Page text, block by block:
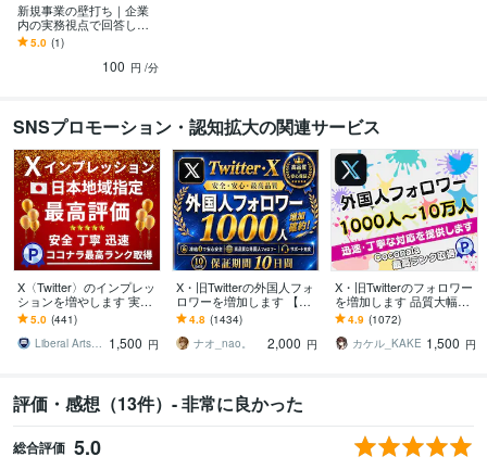
新規事業の壁打ち｜企業
内の実務視点で回答しま
す 30分OK。企業勤務の実
務目線で“次の一手”を一緒
5.0 (1)
100 円 /分
SNSプロモーション・認知拡大の関連サービス
X〈Twitter〉のインプレッ
ションを増やします 実績
多数｜日本地域からの閲
覧。インプ１万回！減少
率０%
5.0 (441)
Liberal Arts SNS 1,500 円
X・旧Twitterの外国人フォ
ロワーを増加します 【コ
コナラNo.1長期保証付
き！】Xフォロワー1000増
加！
4.8 (1434)
ナオ_nao。
2,000 円
X・旧Twitterのフォロワー
を増加します 品質大幅改
善！！Xフォロワー1000増
加！
4.9 (1072)
カケル_KAKE 1,500 円
評価・感想（13件）- 非常に良かった
総合評価 5.0